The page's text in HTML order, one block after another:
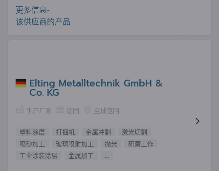
更多信息-
该供应商的产品
Elting Metalltechnik GmbH &
Co. KG
生产厂家 德国 全球范围
塑料涂层 打捆机 金属冲割
激光切割
喷砂加工
玻璃喷射加工 抛光
研磨工作
工业涂装涂层
金属加工 ...